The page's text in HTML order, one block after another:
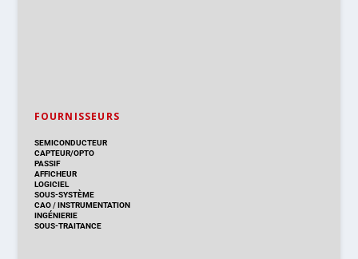
FOURNISSEURS
SEMICONDUCTEUR
CAPTEUR/OPTO
PASSIF
AFFICHEUR
LOGICIEL
SOUS-SYSTÈME
CAO/INSTRUMENTATION
INGÉNIERIE
SOUS-TRAITANCE